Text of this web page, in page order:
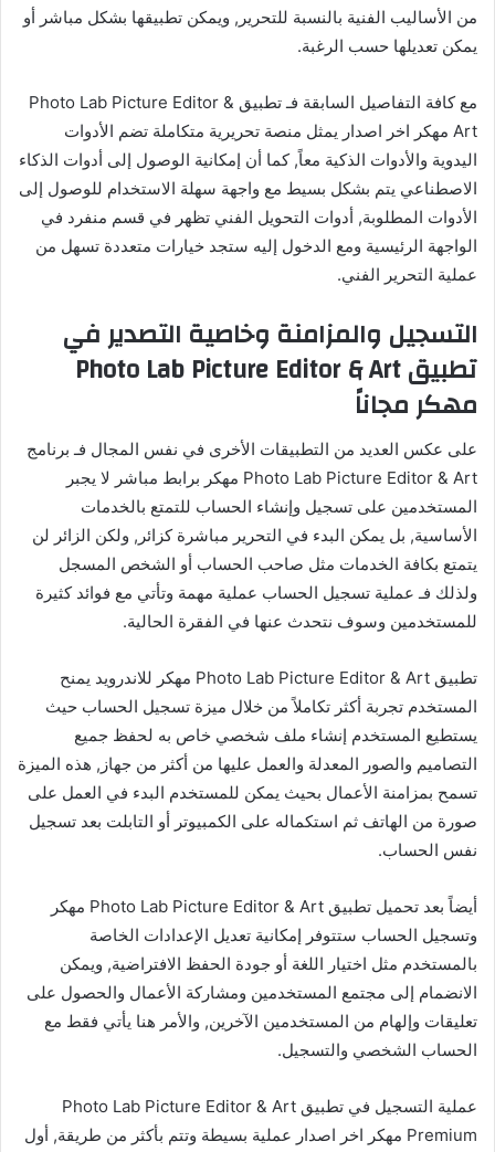
من الأساليب الفنية بالنسبة للتحرير, ويمكن تطبيقها بشكل مباشر أو
يمكن تعديلها حسب الرغبة.
مع كافة التفاصيل السابقة فـ تطبيق Photo Lab Picture Editor &
Art مهكر اخر اصدار يمثل منصة تحريرية متكاملة تضم الأدوات
اليدوية والأدوات الذكية معاً, كما أن إمكانية الوصول إلى أدوات الذكاء
الاصطناعي يتم بشكل بسيط مع واجهة سهلة الاستخدام للوصول إلى
الأدوات المطلوبة, أدوات التحويل الفني تظهر في قسم منفرد في
الواجهة الرئيسية ومع الدخول إليه ستجد خيارات متعددة تسهل من
عملية التحرير الفني.
التسجيل والمزامنة وخاصية التصدير في
تطبيق Photo Lab Picture Editor & Art
مهكر مجاناً
على عكس العديد من التطبيقات الأخرى في نفس المجال فـ برنامج
Photo Lab Picture Editor & Art مهكر برابط مباشر لا يجبر
المستخدمين على تسجيل وإنشاء الحساب للتمتع بالخدمات
الأساسية, بل يمكن البدء في التحرير مباشرة كزائر, ولكن الزائر لن
يتمتع بكافة الخدمات مثل صاحب الحساب أو الشخص المسجل
ولذلك فـ عملية تسجيل الحساب عملية مهمة وتأتي مع فوائد كثيرة
للمستخدمين وسوف نتحدث عنها في الفقرة الحالية.
تطبيق Photo Lab Picture Editor & Art مهكر للاندرويد يمنح
المستخدم تجربة أكثر تكاملاً من خلال ميزة تسجيل الحساب حيث
يستطيع المستخدم إنشاء ملف شخصي خاص به لحفظ جميع
التصاميم والصور المعدلة والعمل عليها من أكثر من جهاز, هذه الميزة
تسمح بمزامنة الأعمال بحيث يمكن للمستخدم البدء في العمل على
صورة من الهاتف ثم استكماله على الكمبيوتر أو التابلت بعد تسجيل
نفس الحساب.
أيضاً بعد تحميل تطبيق Photo Lab Picture Editor & Art مهكر
وتسجيل الحساب ستتوفر إمكانية تعديل الإعدادات الخاصة
بالمستخدم مثل اختيار اللغة أو جودة الحفظ الافتراضية, ويمكن
الانضمام إلى مجتمع المستخدمين ومشاركة الأعمال والحصول على
تعليقات وإلهام من المستخدمين الآخرين, والأمر هنا يأتي فقط مع
الحساب الشخصي والتسجيل.
عملية التسجيل في تطبيق Photo Lab Picture Editor & Art
Premium مهكر اخر اصدار عملية بسيطة وتتم بأكثر من طريقة, أول